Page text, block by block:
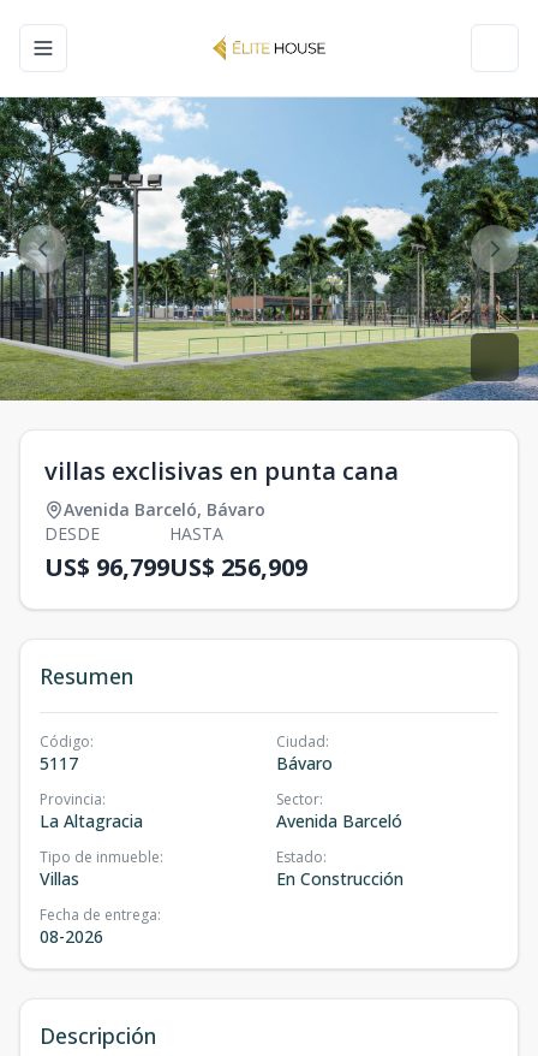
Toggle navigation menu
villas exclisivas en punta cana
Avenida Barceló, Bávaro
DESDE
US$ 96,799
HASTA
US$ 256,909
Resumen
Código:
5117
Ciudad:
Bávaro
Provincia:
La Altagracia
Sector:
Avenida Barceló
Tipo de inmueble:
Villas
Estado:
En Construcción
Fecha de entrega:
08-2026
Descripción